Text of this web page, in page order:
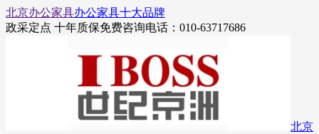
北京办公家具办公家具十大品牌
政采定点 十年质保免费咨询电话：010-63717686
北京